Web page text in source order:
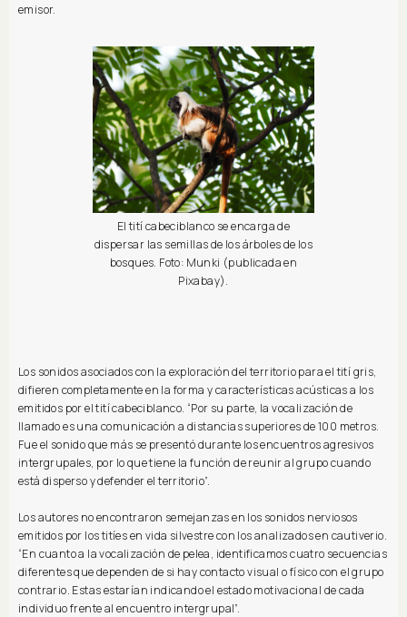
emisor.
El tití cabeciblanco se encarga de
dispersar las semillas de los árboles de los
bosques. Foto: Munki (publicada en
Pixabay).
Los sonidos asociados con la exploración del territorio para el tití gris,
difieren completamente en la forma y características acústicas a los
emitidos por el tití cabeciblanco. “Por su parte, la vocalización de
llamado es una comunicación a distancias superiores de 100 metros.
Fue el sonido que más se presentó durante los encuentros agresivos
intergrupales, por lo que tiene la función de reunir al grupo cuando
está disperso y defender el territorio”.
Los autores no encontraron semejanzas en los sonidos nerviosos
emitidos por los titíes en vida silvestre con los analizados en cautiverio.
“En cuanto a la vocalización de pelea, identificamos cuatro secuencias
diferentes que dependen de si hay contacto visual o físico con el grupo
contrario. Estas estarían indicando el estado motivacional de cada
individuo frente al encuentro intergrupal”.